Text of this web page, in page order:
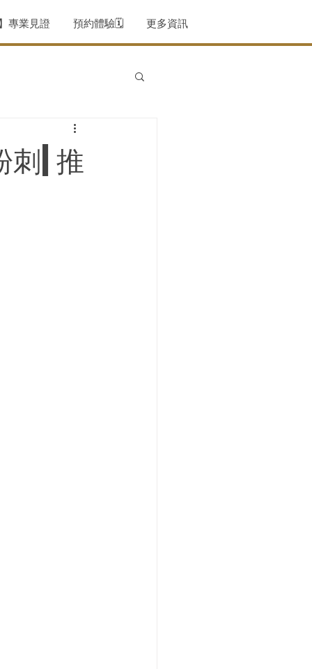
專業見證 預約體驗🗓️ 更多資訊
|推